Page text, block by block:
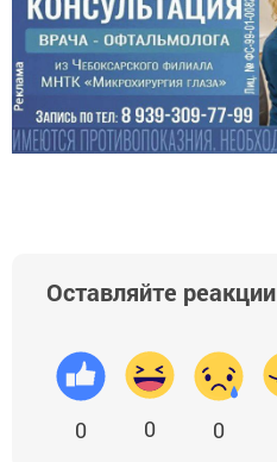
Оставляйте реакции
0 0 0